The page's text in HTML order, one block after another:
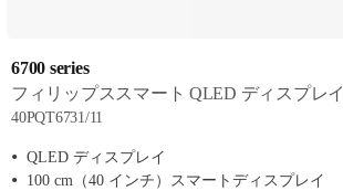
6700 series
フィリップススマート QLED ディスプレイ
40PQT6731/11
QLED ディスプレイ
100 cm（40 インチ）スマートディスプレイ